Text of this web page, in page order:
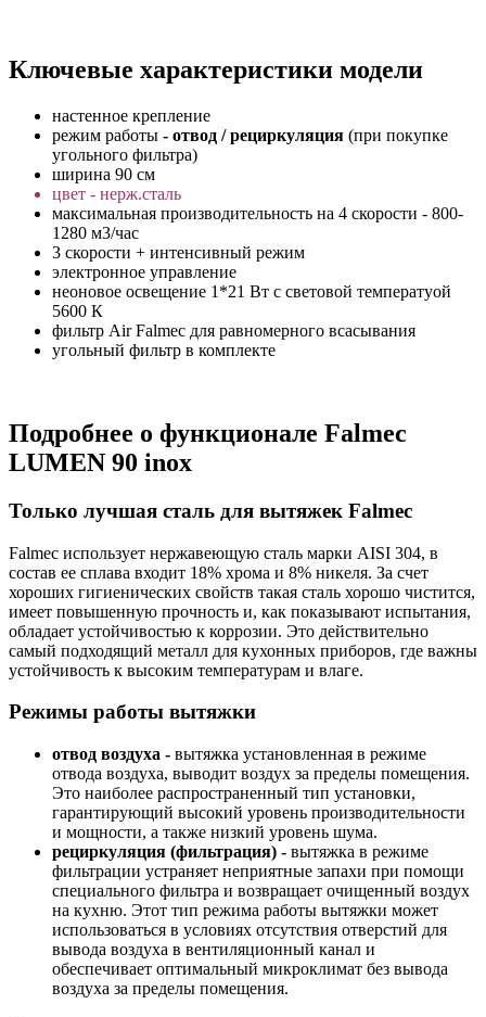
Ключевые характеристики модели
настенное крепление
режим работы - отвод / рециркуляция (при покупке
угольного фильтра)
ширина 90 см
цвет - нерж.сталь
максимальная производительность на 4 скорости - 800-
1280 м3/час
3 скорости + интенсивный режим
электронное управление
неоновое освещение 1*21 Вт с световой температуой
5600 К
фильтр Air Falmec для равномерного всасывания
угольный фильтр в комплекте
Подробнее о функционале Falmec
LUMEN 90 inox
Только лучшая сталь для вытяжек Falmec
Falmec использует нержавеющую сталь марки AISI 304, в
состав ее сплава входит 18% хрома и 8% никеля. За счет
хороших гигиенических свойств такая сталь хорошо чистится,
имеет повышенную прочность и, как показывают испытания,
обладает устойчивостью к коррозии. Это действительно
самый подходящий металл для кухонных приборов, где важны
устойчивость к высоким температурам и влаге.
Режимы работы вытяжки
отвод воздуха - вытяжка установленная в режиме
отвода воздуха, выводит воздух за пределы помещения.
Это наиболее распространенный тип установки,
гарантирующий высокий уровень производительности
и мощности, а также низкий уровень шума.
рециркуляция (фильтрация) - вытяжка в режиме
фильтрации устраняет неприятные запахи при помощи
специального фильтра и возвращает очищенный воздух
на кухню. Этот тип режима работы вытяжки может
использоваться в условиях отсутствия отверстий для
вывода воздуха в вентиляционный канал и
обеспечивает оптимальный микроклимат без вывода
воздуха за пределы помещения.